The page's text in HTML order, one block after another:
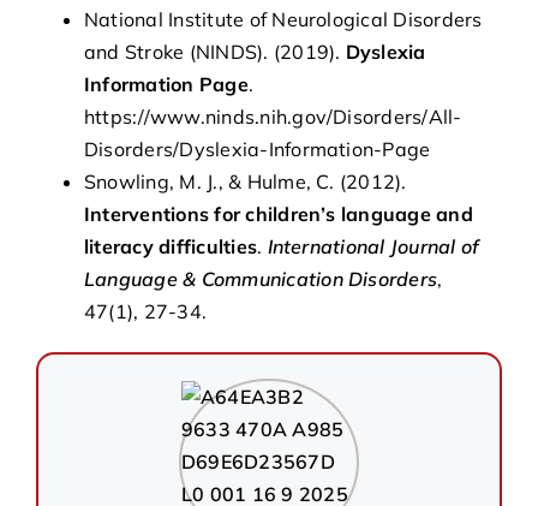
National Institute of Neurological Disorders
and Stroke (NINDS). (2019). Dyslexia
Information Page.
https://www.ninds.nih.gov/Disorders/All-
Disorders/Dyslexia-Information-Page
Snowling, M. J., & Hulme, C. (2012).
Interventions for children’s language and
literacy difficulties. International Journal of
Language & Communication Disorders,
47(1), 27-34.